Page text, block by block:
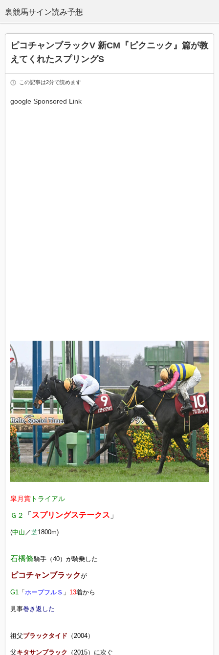
ピコチャンブラックV 新CM『ピクニック』篇が教
えてくれたスプリングS
この記事は2分で読めます
google Sponsored Link
皐月賞 トライアル
Ｇ２ 「 スプリングステークス 」
(中山 ／芝1800m)
石橋脩騎手（40）が騎乗した
ピコチャンブラックが
G1 「 ホープフルＳ 」 13着から
見事巻き返した
祖父ブラックタイド （2004）
父キタサンブラック （2015） に次ぐ